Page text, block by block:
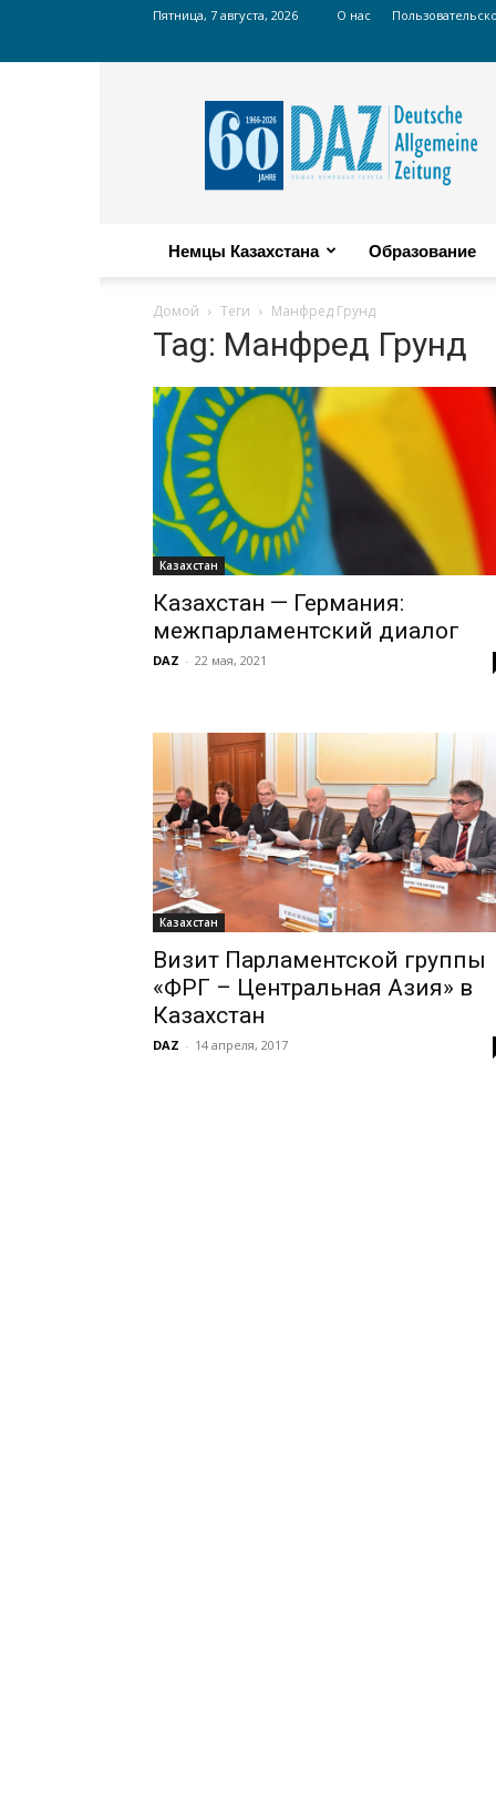
Пятница, 7 августа, 2026 О нас
Russian
DAZ
Немцы Казахстана Образование
Домой Теги Манфред Грунд
Tag: Манфред Грунд
Казахстан
Казахстан — Германия:
межпарламентский диалог
DAZ - 22 мая, 2021
Казахстан
Визит Парламентской группы
«ФРГ – Центральная Азия» в
Казахстан
DAZ - 14 апреля, 2017